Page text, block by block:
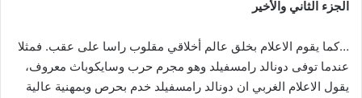
الجزء الثاني والأخير
…كما يقوم الاعلام بخلق عالم أخلاقي مقلوب راسا على عقب. فمثلا
عندما توفى دونالد رامسفيلد وهو مجرم حرب وسايكوباث معروف،
يقول الاعلام الغربي ان دونالد رامسفيلد خدم بحرص وبمهنية عالية